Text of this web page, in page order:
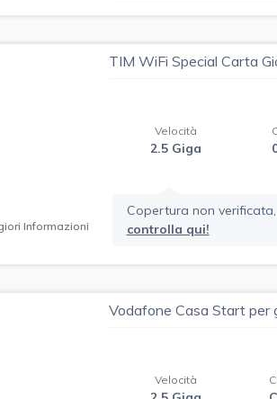
Informazioni
TIM WiFi Special Carta
Velocità
2.5 Giga
Copertura non verificata,
controlla qui!
Vodafone Casa Start per
Velocità